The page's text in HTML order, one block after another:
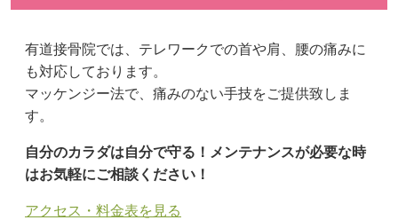
有道接骨院では、テレワークでの首や肩、腰の痛みに
も対応しております。
マッケンジー法で、痛みのない手技をご提供致しま
す。
自分のカラダは自分で守る！メンテナンスが必要な時
はお気軽にご相談ください！
アクセス・料金表を見る